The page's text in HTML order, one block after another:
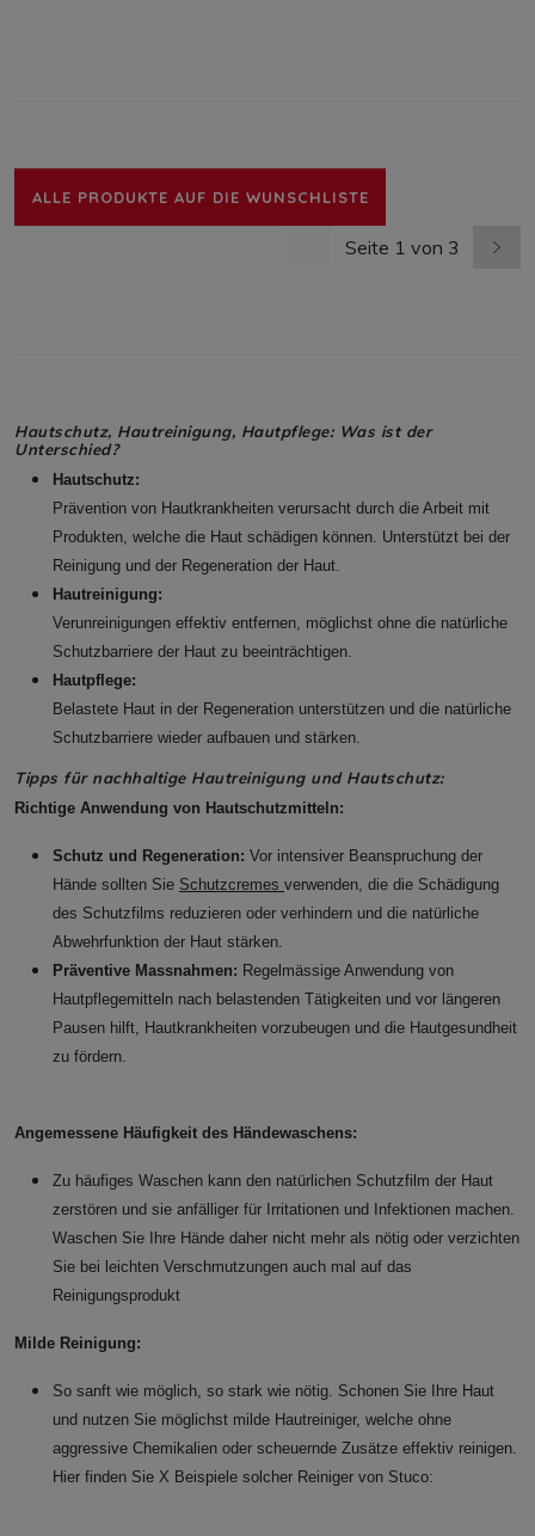
ALLE PRODUKTE AUF DIE WUNSCHLISTE
Seite 1 von 3
Hautschutz, Hautreinigung, Hautpflege: Was ist der
Unterschied?
Hautschutz:
Prävention von Hautkrankheiten verursacht durch die Arbeit mit
Produkten, welche die Haut schädigen können. Unterstützt bei der
Reinigung und der Regeneration der Haut.
Hautreinigung:
Verunreinigungen effektiv entfernen, möglichst ohne die natürliche
Schutzbarriere der Haut zu beeinträchtigen.
Hautpflege:
Belastete Haut in der Regeneration unterstützen und die natürliche
Schutzbarriere wieder aufbauen und stärken.
Tipps für nachhaltige Hautreinigung und Hautschutz:
Richtige Anwendung von Hautschutzmitteln:
Schutz und Regeneration: Vor intensiver Beanspruchung der
Hände sollten Sie Schutzcremes verwenden, die die Schädigung
des Schutzfilms reduzieren oder verhindern und die natürliche
Abwehrfunktion der Haut stärken.
Präventive Massnahmen: Regelmässige Anwendung von
Hautpflegemitteln nach belastenden Tätigkeiten und vor längeren
Pausen hilft, Hautkrankheiten vorzubeugen und die Hautgesundheit
zu fördern.
Angemessene Häufigkeit des Händewaschens:
Zu häufiges Waschen kann den natürlichen Schutzfilm der Haut
zerstören und sie anfälliger für Irritationen und Infektionen machen.
Waschen Sie Ihre Hände daher nicht mehr als nötig oder verzichten
Sie bei leichten Verschmutzungen auch mal auf das
Reinigungsprodukt
Milde Reinigung:
So sanft wie möglich, so stark wie nötig. Schonen Sie Ihre Haut
und nutzen Sie möglichst milde Hautreiniger, welche ohne
aggressive Chemikalien oder scheuernde Zusätze effektiv reinigen.
Hier finden Sie X Beispiele solcher Reiniger von Stuco: